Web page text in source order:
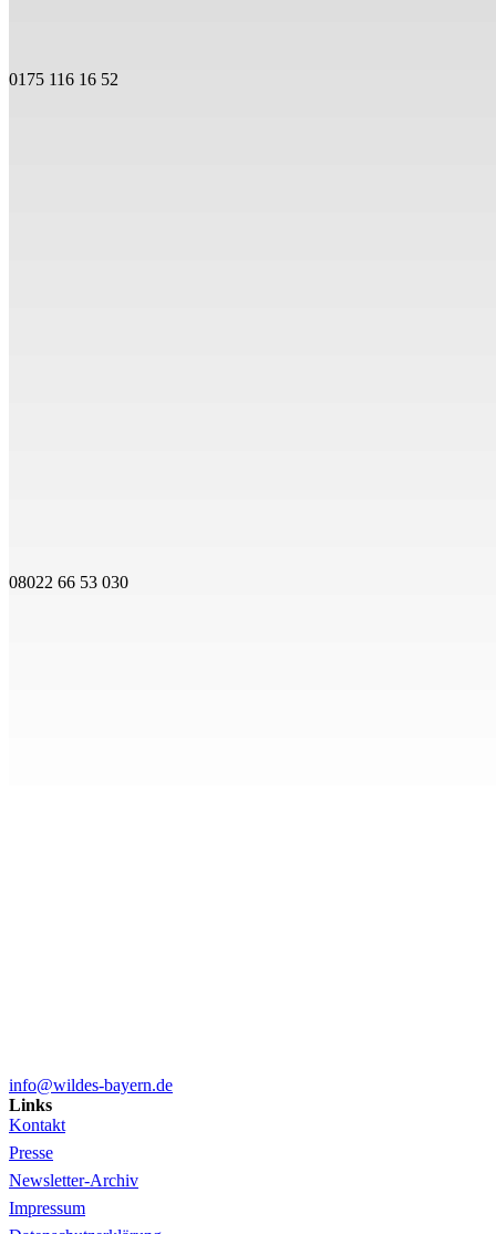
0175 116 16 52
08022 66 53 030
info@wildes-bayern.de
Links
Kontakt
Presse
Newsletter-Archiv
Impressum